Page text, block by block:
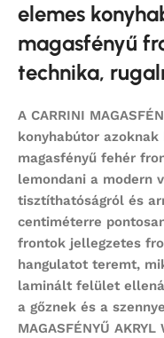
elemes
magasfényű
technika,
A CARRINI
konyhabútor azoknak
magasfényű fehér
lemondani a modern
tisztíthatóságról és
centiméterre
frontok jellegzetes
hangulatot teremt,
laminált felület
a gőznek és a
MAGASFÉNYŰ AKRYL